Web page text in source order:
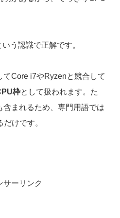
いう認識で正解です。
てCore i7やRyzenと競合して
枠として扱われます。た
まれるため、専門用語では
けです。
サーリンク